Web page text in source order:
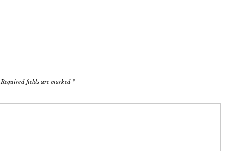
Required fields are marked *